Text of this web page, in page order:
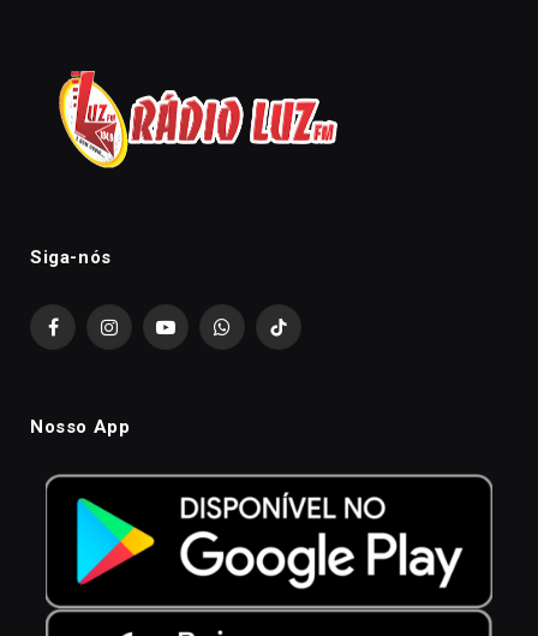
Siga-nós
FacebookInstagramYouTubeWhatsAppTikTok
Nosso App